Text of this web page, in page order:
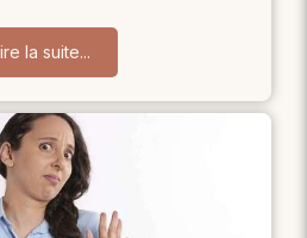
la suite...